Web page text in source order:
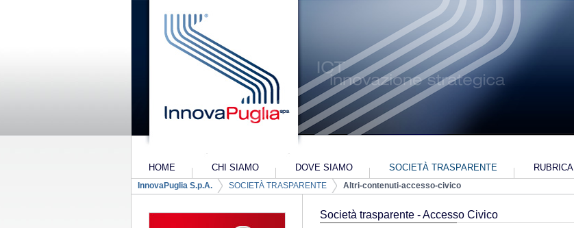
Navigazione
HOME
CHI SIAMO
PIANO INDUSTRIALE 2022-2024
PIANO INDUSTRIALE 2018-2022
DOVE SIAMO
SOCIETÀ TRASPARENTE
ALTRI-CONTENUTI-DATI-ULTERIORI
RUBRICA
Breadcrumb
InnovaPuglia S.p.A. SOCIETÀ TRASPARENTE Altri-contenuti-accesso-civico
Società trasparente - Accesso Civico